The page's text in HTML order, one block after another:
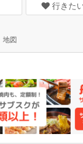
行きた
地図